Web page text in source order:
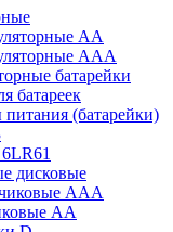
АА
ААА
батарейки
батареек
(батарейки)
дисковые
ААА
АА